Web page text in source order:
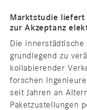
Marktstudie liefert
zur Akzeptanz
Die
grundlegend zu
kollabierender
forschen
seit Jahren an
Paketzustellungen